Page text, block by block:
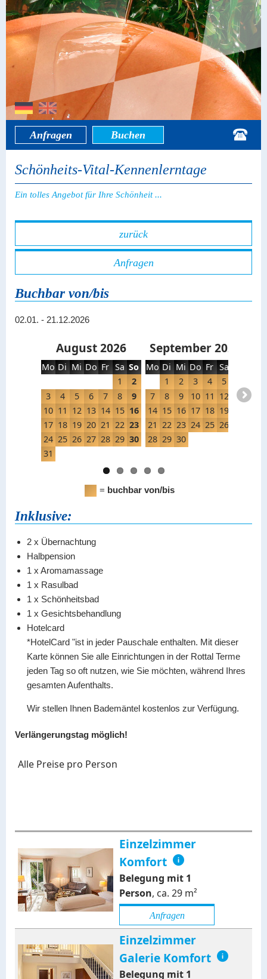
Anfragen Buchen
Schönheits-Vital-Kennenlerntage
Ein tolles Angebot für Ihre Schönheit ...
zurück
Anfragen
Buchbar von/bis
02.01. - 21.12.2026
August 2026
Mo Di Mi Do Fr Sa So
1
2
3
4 5 6 7 8
9
10 11 12 13 14 15 16
17 18 19 20 21 22 23
24 25 26 27 28 29 30
31
September 2026
Mo Di Mi Do Fr Sa
1
2 3 4 5
7
8 9 10 11 12
13
14 15 16 17 18 19
21
22 23 24 25 26
28 29 30
= buchbar von/bis
Inklusive:
2 x Übernachtung
Halbpension
1 x Aromamassage
1 x Rasulbad
1 x Schönheitsbad
1 x Gesichtsbehandlung
Hotelcard
*HotelCard "ist in jeder Pauschale enthalten. Mit dieser
Karte können Sie alle Einrichtungen in der Rottal Terme
jeden Tag so oft nutzen, wie Sie möchten, während Ihres
gesamten Aufenthalts.
Wir stellen Ihnen Bademäntel kostenlos zur Verfügung.
Verlängerungstag möglich!
Alle Preise pro Person
Einzelzimmer
Komfort
Belegung mit 1
Person, ca. 29 m²
Anfragen
Einzelzimmer
Galerie Komfort
Belegung mit 1